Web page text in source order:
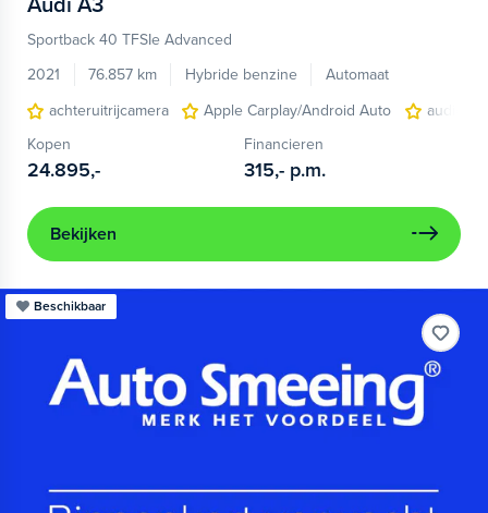
Sportback 40 TFSIe Advanced
2021
76.857 km Hybride benzine
Automaat
achteruitrijcamera
Apple Carplay/Android Auto
audio
Kopen
24.895,-
Financieren
315,- p.m.
Bekijken
Beschikbaar